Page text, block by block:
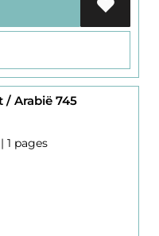
Arabië 745
1 pages